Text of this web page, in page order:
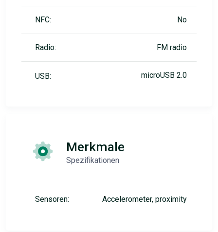
NFC: No
Radio: FM radio
USB: microUSB 2.0
Merkmale
Spezifikationen
Sensoren: Accelerometer, proximity